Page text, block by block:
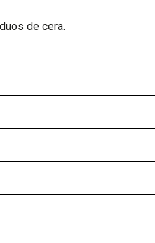
de cera.